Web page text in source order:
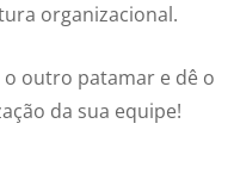
organizacional.
o outro patamar e dê o
da sua equipe!